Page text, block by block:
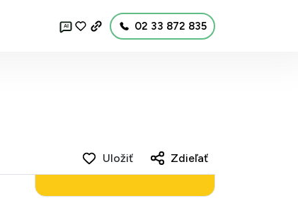
AI 02 33 872 835
Uložiť Zdieľať